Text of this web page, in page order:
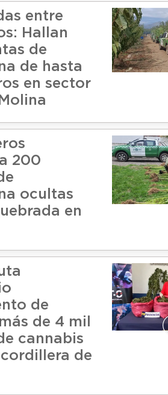
entre
Hallan
de
de hasta
en sector
200
ocultas
en
de
de 4 mil
cannabis
de